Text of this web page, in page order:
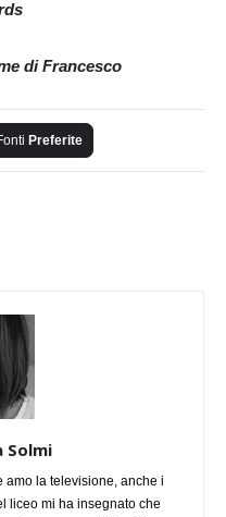
di Francesco
Preferite
Solmi
la televisione, anche i
liceo mi ha insegnato che